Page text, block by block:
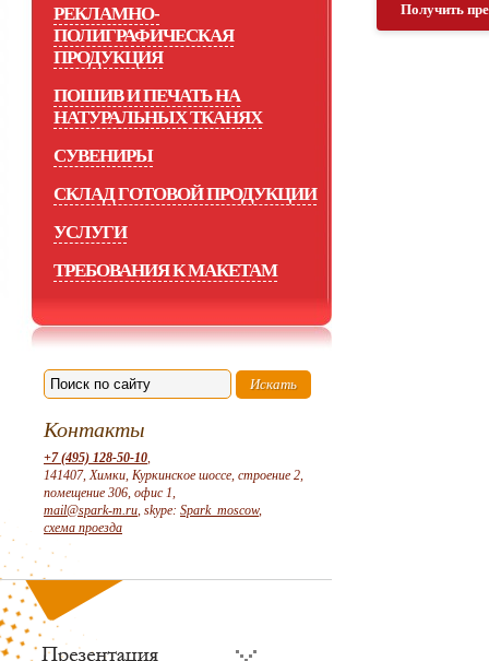
РЕКЛАМНО-
ПОЛИГРАФИЧЕСКАЯ
ПРОДУКЦИЯ
ПОШИВ И ПЕЧАТЬ НА
НАТУРАЛЬНЫХ ТКАНЯХ
СУВЕНИРЫ
СКЛАД ГОТОВОЙ ПРОДУКЦИИ
УСЛУГИ
ТРЕБОВАНИЯ К МАКЕТАМ
Контакты
+7 (495) 128-50-10,
141407, Химки, Куркинское шоссе, строение 2,
помещение 306, офис 1,
mail@spark-m.ru, skype: Spark_moscow,
схема проезда
Получить